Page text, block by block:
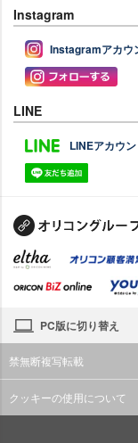
Instagram
Instagramアカウ
LINE
LINEアカウ
PC版に切り替え
禁無断複写転載
クッキーの使用について